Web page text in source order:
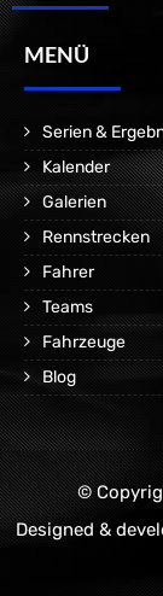
MENÜ
Serien &
Kalender
Galerien
Rennstrecken
Fahrer
Teams
Fahrzeuge
Blog
©
Designed &